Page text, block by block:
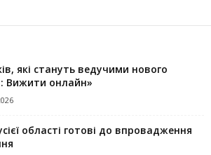
які стануть ведучими нового
Вижити онлайн»
області готові до впровадження